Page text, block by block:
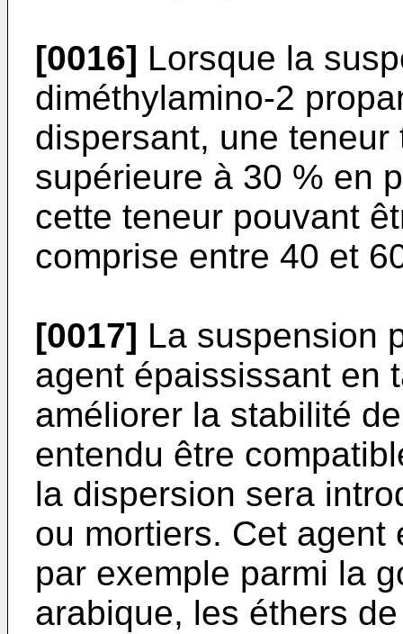
[0016] Lorsque la
diméthylamino-2
dispersant, une
supérieure à 30 % en
cette teneur pouvant
comprise entre 40 et
[0017] La suspension
agent épaississant en
améliorer la stabilité
entendu être
la dispersion sera
ou mortiers. Cet
par exemple parmi la
arabique, les éthers